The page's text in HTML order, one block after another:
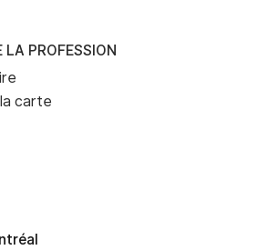
LA PROFESSION
carte